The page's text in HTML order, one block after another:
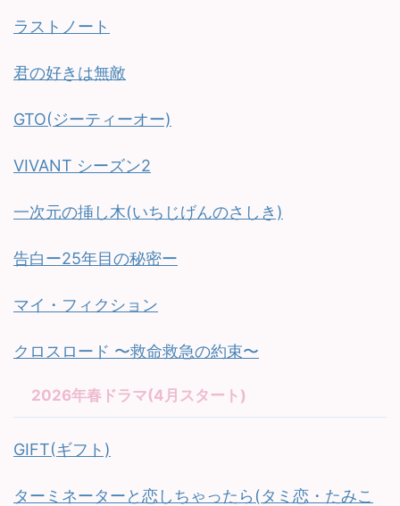
ラストノート
君の好きは無敵
GTO(ジーティーオー)
VIVANT シーズン2
一次元の挿し木(いちじげんのさしき)
告白ー25年目の秘密ー
マイ・フィクション
クロスロード 〜救命救急の約束〜
2026年春ドラマ(4月スタート)
GIFT(ギフト)
ターミネーターと恋しちゃったら(タミ恋・たみこ